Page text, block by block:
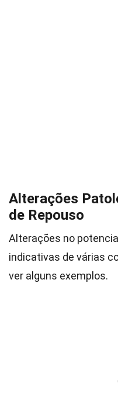
Alterações
de Repouso
Alterações no
indicativas de várias
ver alguns exemplos.